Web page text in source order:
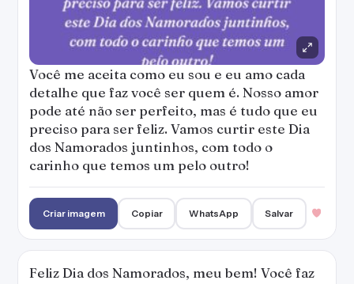
Você me aceita como eu sou e eu amo cada
detalhe que faz você ser quem é. Nosso amor
pode até não ser perfeito, mas é tudo que eu
preciso para ser feliz. Vamos curtir este Dia
dos Namorados juntinhos, com todo o
carinho que temos um pelo outro!
Criar imagem Copiar WhatsApp Salvar
Feliz Dia dos Namorados, meu bem! Você faz